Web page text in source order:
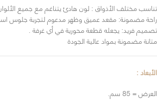
تناسب مختلف الأذواق : لون هادئ يتناغم مع جميع
راحة مضمونة: مقعد عميق وظهر مدعوم لتجربة جلوس
تصميم فريد: يجعله قطعة محورية في أي غرفة .
متانة مضمونة بمواد عالية الجودة
الأبعاد :
العرض = 85 سم.